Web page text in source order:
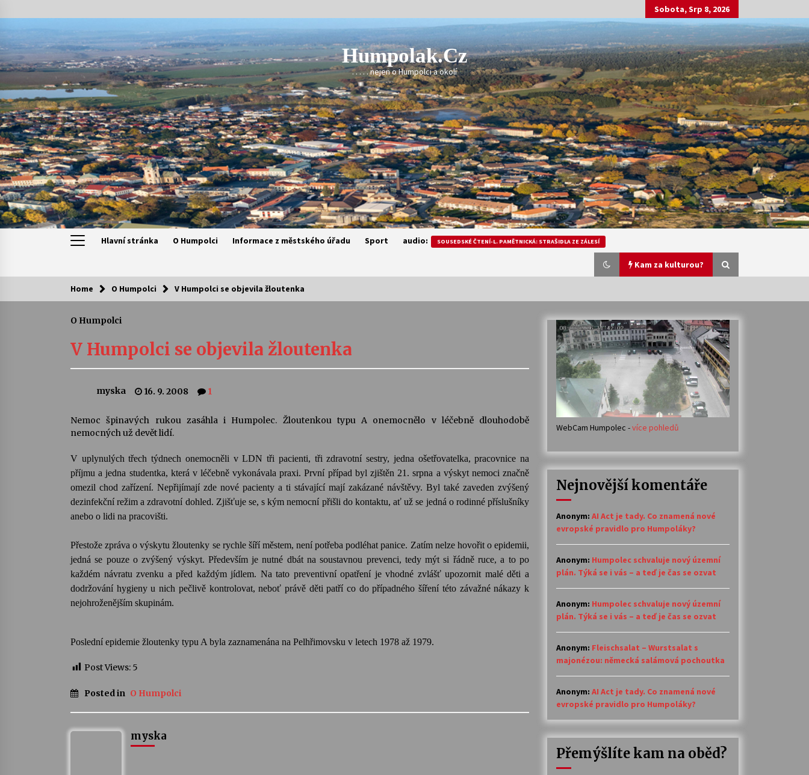
to
Sobota, Srp 8, 2026
Humpolak.cz
. . . . . nejen o Humpolci a okolí
Hlavní stránka O Humpolci Informace z městského úřadu Sport audio: SOUSEDSKÉ ČTENÍ-L. PAMĚTNICKÁ: STRAŠIDLA ZE ZÁLESÍ
Kam za kulturou?
Kam za kulturou?
Camerata a Sukuba Ensemble
4. 8. 2026
Veselí muzikanti
30. 7. 2026
Pozvánka na integrační festival
Quijotova šedesátka: 28. 7.–1. 8.
28. 7. 2026
Votavžatský ploty
23. 7. 2026
Miller
22. 7. 2026
17. 7. 2026 14. 7. 2026
Za kulturou kousek za Humpolec. V
Želivě ožije odkaz Josefa Čapka
13. 7. 2026
Varhanní recitál Michala Novenka v
Klášteře Želiv
30. 6. 2026
Home O Humpolci V Humpolci se objevila žloutenka
O Humpolci
V Humpolci se objevila žloutenka
myska 16. 9. 2008 1
Nemoc špinavých rukou zasáhla i Humpolec. Žloutenkou typu A onemocnělo v léčebně dlouhodobě
nemocných už devět lidí.
V uplynulých třech týdnech onemocněli v LDN tři pacienti, tři zdravotní sestry, jedna ošetřovatelka, pracovnice na
příjmu a jedna studentka, která v léčebně vykonávala praxi. První případ byl zjištěn 21. srpna a výskyt nemoci značně
omezil chod zařízení. Nepřijímají zde nové pacienty a ti stávající mají zakázané návštěvy. Byl také zaveden zvýšený
dezinfekční režim a zdravotní dohled. Zjišťuje se, s kým nemocní přišli do kontaktu, ať už se jedná o rodinné příslušníky
anebo o lidi na pracovišti.
Přestože zpráva o výskytu žloutenky se rychle šíří městem, není potřeba podléhat panice. Zatím nelze hovořit o epidemii,
jedná se pouze o zvýšený výskyt. Především je nutné dbát na soustavnou prevenci, tedy mýt si řádně ruce, a to po
každém návratu zvenku a před každým jídlem. Na tato preventivní opatření je vhodné zvlášť upozornit malé děti a
dodržování hygieny u nich pečlivě kontrolovat, neboť právě děti patří co do případného šíření této závažné nákazy k
nejohroženějším skupinám.
Poslední epidemie žloutenky typu A byla zaznamenána na Pelhřimovsku v letech 1978 až 1979.
Post Views: 5
Posted in O Humpolci
myska
WebCam Humpolec -více pohledů
Nejnovější komentáře
Anonym: AI Act je tady. Co znamená nové
evropské pravidlo pro Humpoláky?
Anonym: Humpolec schvaluje nový územní
plán. Týká se i vás – a teď je čas se ozvat
Anonym: Humpolec schvaluje nový územní
plán. Týká se i vás – a teď je čas se ozvat
Anonym: Fleischsalat – Wurstsalat s
majonézou: německá salámová pochoutka
Anonym: AI Act je tady. Co znamená nové
evropské pravidlo pro Humpoláky?
Přemýšlíte kam na oběd?